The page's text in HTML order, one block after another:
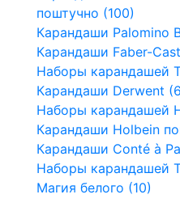
поштучно (100)
Карандаши Palomino
Карандаши Faber-
Наборы карандашей
Карандаши Derwent
Наборы карандашей
Карандаши Holbein
Карандаши Conté à
Наборы карандашей
Магия белого (10)